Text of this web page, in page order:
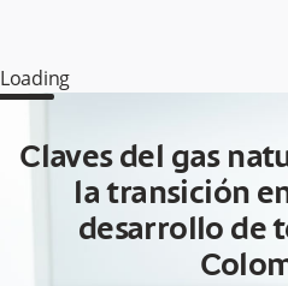
Loading
Claves del gas
la transición
desarrollo de